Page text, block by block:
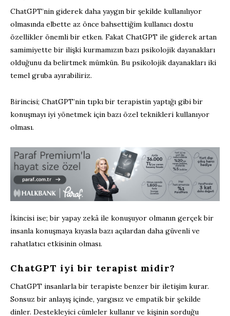
ChatGPT’nin giderek daha yaygın bir şekilde kullanılıyor
olmasında elbette az önce bahsettiğim kullanıcı dostu
özellikler önemli bir etken. Fakat ChatGPT ile giderek artan
samimiyette bir ilişki kurmamızın bazı psikolojik dayanakları
olduğunu da belirtmek mümkün. Bu psikolojik dayanakları iki
temel gruba ayırabiliriz.
Birincisi; ChatGPT’nin tıpkı bir terapistin yaptığı gibi bir
konuşmayı iyi yönetmek için bazı özel teknikleri kullanıyor
olması.
İkincisi ise; bir yapay zekâ ile konuşuyor olmanın gerçek bir
insanla konuşmaya kıyasla bazı açılardan daha güvenli ve
rahatlatıcı etkisinin olması.
ChatGPT iyi bir terapist midir?
ChatGPT insanlarla bir terapiste benzer bir iletişim kurar.
Sonsuz bir anlayış içinde, yargısız ve empatik bir şekilde
dinler. Destekleyici cümleler kullanır ve kişinin sorduğu